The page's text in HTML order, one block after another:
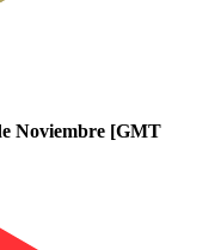
Noviembre [GMT